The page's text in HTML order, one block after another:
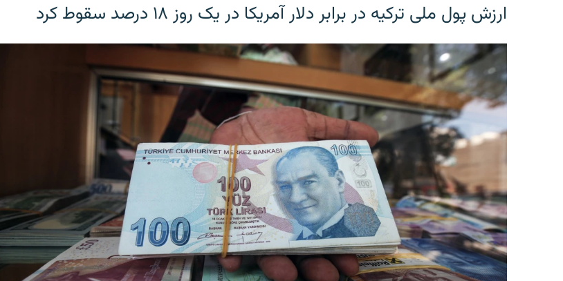
ارزش پول ملی ترکیه در برابر دلار آمریکا در یک روز ۱۸ درصد سقوط کرد